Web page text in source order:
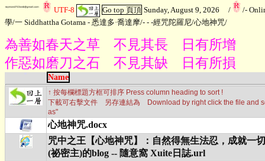
UTF-8 Go top 頁頂 Sunday, August 9, 2026 / /-
學/一 Siddhattha Gotama - 悉達多·喬達摩/- - -經咒陀羅尼/心地神咒/
為善如春天之草 不見其長 日有所增
作惡如磨刀之石 不見其缺 日有所損
Name
↑ 按每欄標題方框可排序 Press column heading to sort !
下載可右擊文件 另存連結為 Download by right click the file and
as"
心地神咒.docx
咒中之王【心地神咒】：自然得無生法忍，成就一
(祕密主)的blog -- 隨意窩 Xuite日誌.url